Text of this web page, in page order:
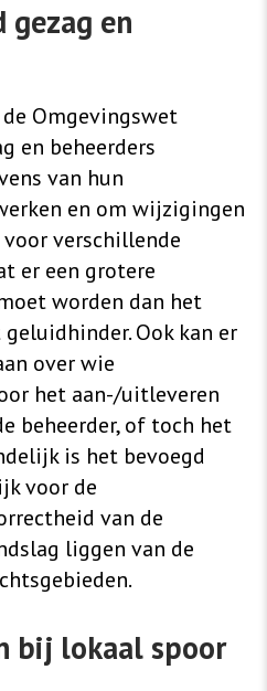
gezag en
Omgevingswet
en beheerders
van hun
en om wijzigingen
verschillende
er een grotere
worden dan het
Ook kan er
over wie
het aan-/uitleveren
beheerder, of toch het
is het bevoegd
voor de
van de
liggen van de
bij lokaal spoor